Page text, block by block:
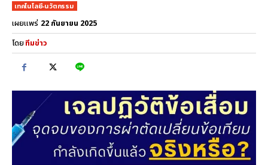
เทคโนโลยี-นวัตกรรม
เผยแพร่ 22 กันยายน 2025
โดยทีมข่าว